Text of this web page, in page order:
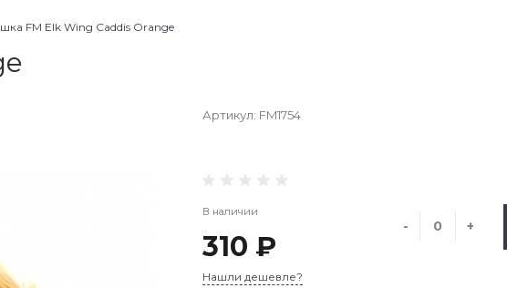
info@fishbusinezz.ru
FM Elk Wing Caddis Orange
Артикул: FM1754
В наличии
310 ₽
- +
Нашли дешевле?